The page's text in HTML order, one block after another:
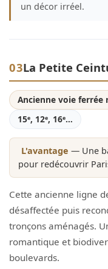
un décor irréel.
03La Petite
Ancienne voie ferrée
15ᵉ, 12ᵉ, 16ᵉ…
L'avantage — Une
pour redécouvrir
Cette ancienne ligne
désaffectée puis
tronçons aménagés.
romantique et
boulevards.